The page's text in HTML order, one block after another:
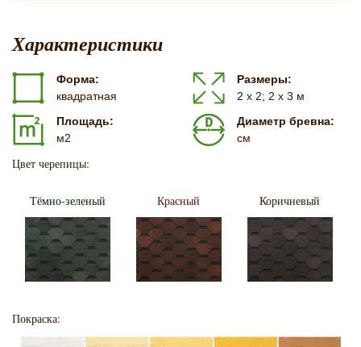
Характеристики
Форма:
квадратная
Размеры:
2 х 2; 2 х 3 м
Площадь:
м2
Диаметр бревна:
см
Цвет черепицы:
Тёмно-зеленый Красный Коричневый
Покраска: